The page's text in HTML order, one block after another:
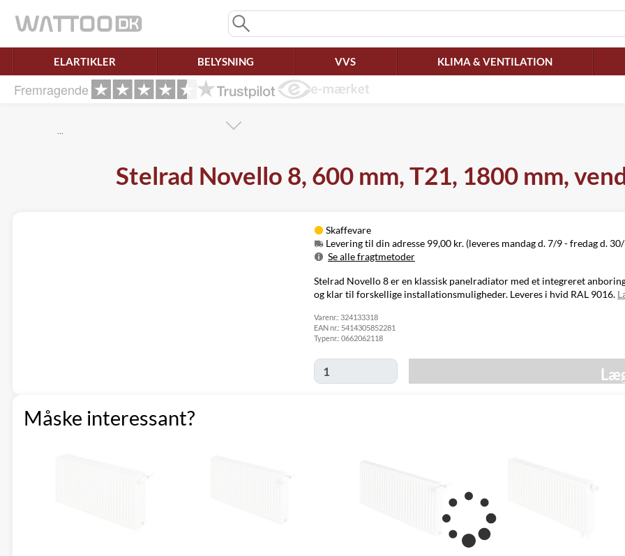
ELARTIKLER BELYSNING VVS KLIMA & VENTILATION
Fremragende
…
Stelrad Novello 8, 600 mm, T21, 1800 mm,
Skaffevare
Levering til din adresse 99,00 kr. (leveres mandag d. 7/9 - fredag d.
Se alle fragtmetoder
Metode
Pris
Leveres
Levering til
Mandag d. 7/9
Click&Collect
i Svenstrup
(9230)
Stelrad Novello 8 er en klassisk panelradiator med et integreret
og klar til forskellige installationsmuligheder. Leveres i hvid RAL 9016.
Varenr.: 324133318
EAN nr.: 5414305852281
Typenr.: 0662062118
Måske interessant?
Ret samtykke!